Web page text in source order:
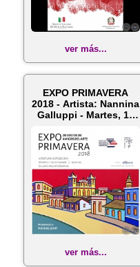
ver más...
EXPO PRIMAVERA
2018 - Artista: Nannina
Galluppi - Martes, 11
ver más...